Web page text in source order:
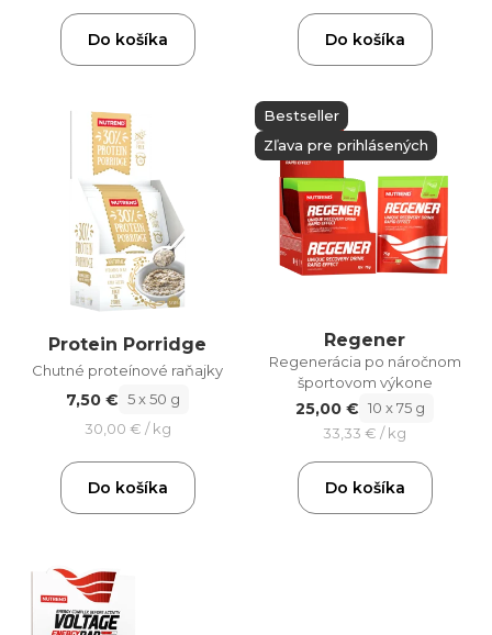
Do košíka Do košíka
Protein Porridge
Chutné proteínové raňajky
7,50 € 5 x 50 g
30,00 € / kg
Do košíka
Bestseller
Zľava pre prihlásených
Regener
Regenerácia po náročnom
športovom výkone
25,00 € 10 x 75 g
33,33 € / kg
Do košíka